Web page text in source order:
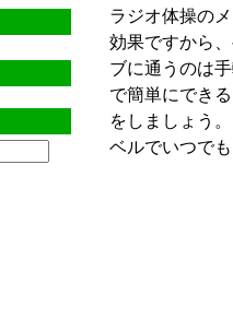
ラジオ体操の
効果ですから
ブに通うのは
で簡単にでき
をしましょう
ベルでいつで